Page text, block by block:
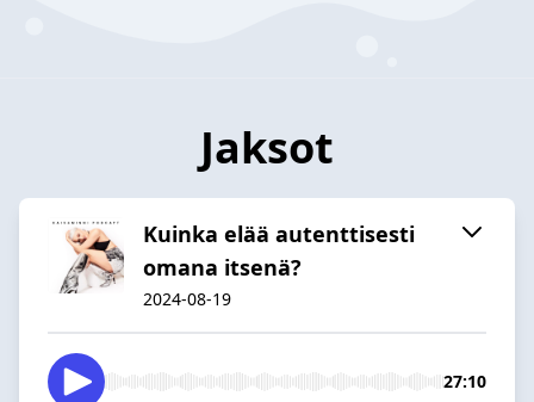
Jaksot
Kuinka elää autenttisesti
omana itsenä?
2024-08-19
27:10